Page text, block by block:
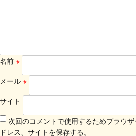
名前 ※
メール ※
サイト
次回のコメントで使用するためブラウ
ドレス、サイトを保存する。